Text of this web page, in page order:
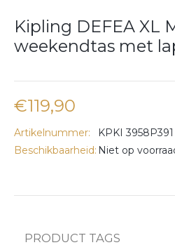
Kipling DEFEA XL
weekendtas met
€119,90
Artikelnummer:
KPKI 3958P391
Beschikbaarheid: Niet op
PRODUCT TAGS